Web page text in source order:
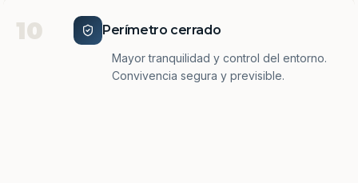
10 Perímetro cerrado
Mayor tranquilidad y control del entorno.
Convivencia segura y previsible.